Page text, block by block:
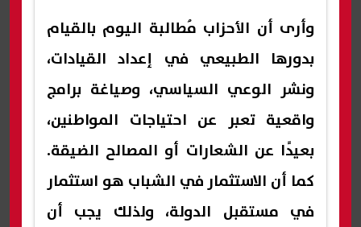
وأرى أن الأحزاب مُطالبة اليوم بالقيام
بدورها الطبيعي في إعداد القيادات،
ونشر الوعي السياسي، وصياغة برامج
واقعية تعبر عن احتياجات المواطنين،
بعيدًا عن الشعارات أو المصالح الضيقة.
كما أن الاستثمار في الشباب هو استثمار
في مستقبل الدولة، ولذلك يجب أن